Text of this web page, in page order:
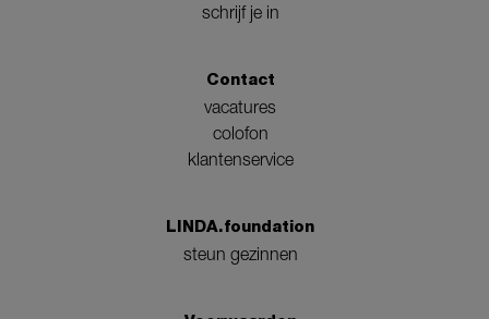
schrijf je in
Contact
vacatures
colofon
klantenservice
LINDA.foundation
steun gezinnen